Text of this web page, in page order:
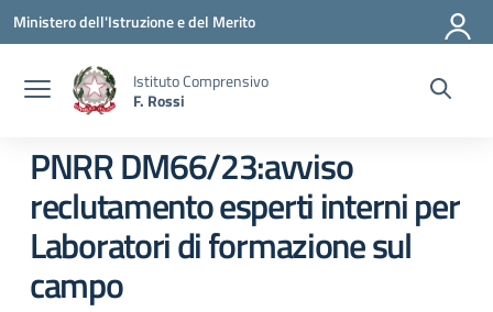
Vai ai contenuti
Vai al menu di navigazione
Vai al footer
Ministero dell'Istruzione e del Merito
Istituto Comprensivo
F. Rossi
PNRR DM66/23:avviso
reclutamento esperti interni per
Laboratori di formazione sul
campo